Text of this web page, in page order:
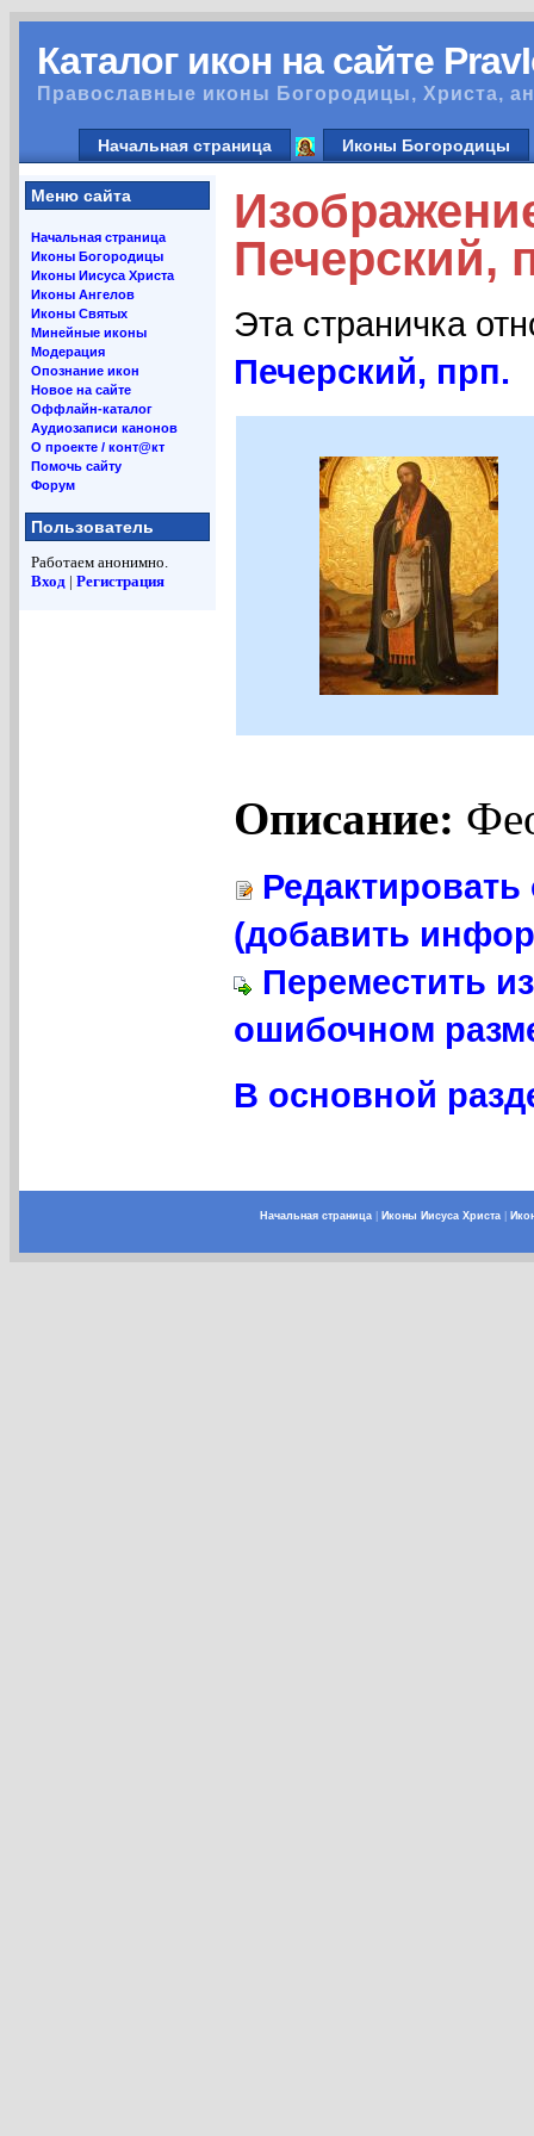
Каталог икон на сайте
Православные иконы Богородицы, Христа,
Начальная страница Иконы Богородицы
Меню сайта
Начальная страница
Иконы Богородицы
Иконы Иисуса Христа
Иконы Ангелов
Иконы Святых
Минейные иконы
Модерация
Опознание икон
Новое на сайте
Оффлайн-каталог
Аудиозаписи канонов
О проекте / конт@кт
Помочь сайту
Форум
Пользователь
Работаем анонимно.
Вход | Регистрация
Печерский,
Эта страничка
Печерский, прп.
Описание:
(добавить
Переместить
ошибочном
В основной
Начальная страница| Иконы Иисуса Христа|